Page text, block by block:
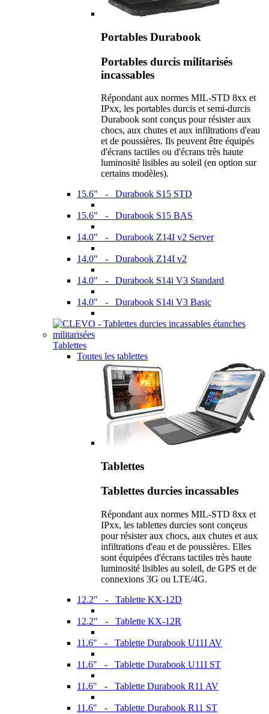
Portables Durabook
Portables durcis militarisés
incassables
Répondant aux normes MIL-STD 8xx et
IPxx, les portables durcis et semi-durcis
Durabook sont conçus pour résister aux
chocs, aux chutes et aux infiltrations d'eau
et de poussières. Ils peuvent être équipés
d'écrans tactiles ou d'écrans très haute
luminosité lisibles au soleil (en option sur
certains modèles).
15.6" - Durabook S15 STD
15.6" - Durabook S15 BAS
14.0" - Durabook Z14I v2 Server
14.0" - Durabook Z14I v2
14.0" - Durabook S14i V3 Standard
14.0" - Durabook S14i V3 Basic
Tablettes
Toutes les tablettes
Tablettes
Tablettes durcies incassables
Répondant aux normes MIL-STD 8xx et
IPxx, les tablettes durcies sont conçeus
pour résister aux chocs, aux chutes et aux
infiltrations d'eau et de poussières. Elles
sont équipées d'écrans tactiles très haute
luminosité lisibles au soleil, de GPS et de
connexions 3G ou LTE/4G.
12.2" - Tablette KX-12D
12.2" - Tablette KX-12R
11.6" - Tablette Durabook U11I AV
11.6" - Tablette Durabook U11I ST
11.6" - Tablette Durabook R11 AV
11.6" - Tablette Durabook R11 ST